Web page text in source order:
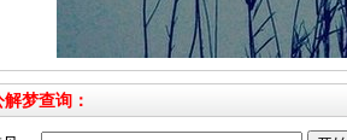
解梦查询：